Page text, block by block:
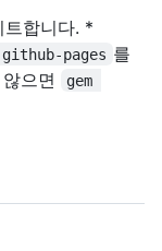
합니다. *
pages 를
으면
gem